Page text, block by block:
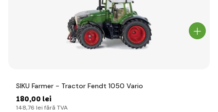
SIKU Farmer - Tractor Fendt 1050 Vario
180,00 lei
148,76 lei fără TVA